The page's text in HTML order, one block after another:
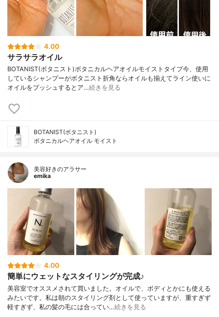
4.00
サラサラオイル
BOTANIST(ボタニスト)ボタニカルヘアオイルモイストタイプ今、使用
しているシャンプーがボタニスト折角ならオイルも揃えてライン使いに
オイルをプッシュするとア…続きを見る
BOTANIST(ボタニスト)
ボタニカルヘアオイル モイスト
美容好きのアラサー
emika
4.00
簡単にウェットなスタイリングが完成♪
美容室でオススメされて買いました。オイルで、ボディとかにも使える
みたいです。私は朝のスタイリング剤として使っていますが、重すぎず
軽すぎず、私の髪の毛には合ってい…続きを見る